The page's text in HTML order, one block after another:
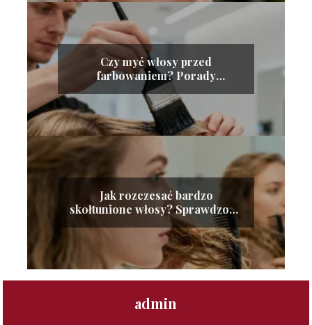
Czy myć włosy przed
farbowaniem? Porady
ekspertów
Jak rozczesać bardzo
skołtunione włosy? Sprawdzone
sposoby
admin